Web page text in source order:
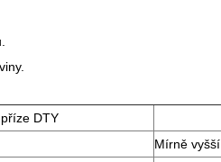
DTY
Mírně vyšší